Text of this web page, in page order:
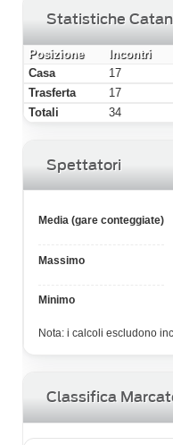
Statistiche
Posizione Incontri
Casa
17
Trasferta
17
Totali
34
Spettatori
Media (gare conteggiate)
Massimo
Minimo
Nota: i calcoli escludono
Classifica